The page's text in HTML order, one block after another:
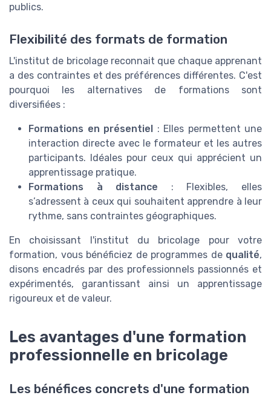
publics.
Flexibilité des formats de formation
L'institut de bricolage reconnait que chaque apprenant
a des contraintes et des préférences différentes. C'est
pourquoi les alternatives de formations sont
diversifiées :
Formations en présentiel : Elles permettent une
interaction directe avec le formateur et les autres
participants. Idéales pour ceux qui apprécient un
apprentissage pratique.
Formations à distance : Flexibles, elles
s’adressent à ceux qui souhaitent apprendre à leur
rythme, sans contraintes géographiques.
En choisissant l'institut du bricolage pour votre
formation, vous bénéficiez de programmes de qualité,
disons encadrés par des professionnels passionnés et
expérimentés, garantissant ainsi un apprentissage
rigoureux et de valeur.
Les avantages d'une formation
professionnelle en bricolage
Les bénéfices concrets d'une formation